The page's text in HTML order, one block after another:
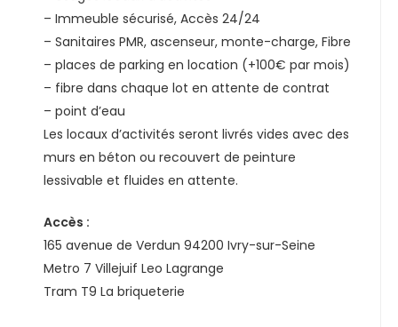
– Immeuble sécurisé, Accès 24/24
– Sanitaires PMR, ascenseur, monte-charge, Fibre
– places de parking en location (+100€ par mois)
– fibre dans chaque lot en attente de contrat
– point d’eau
Les locaux d’activités seront livrés vides avec des
murs en béton ou recouvert de peinture
lessivable et fluides en attente.
Accès :
165 avenue de Verdun 94200 Ivry-sur-Seine
Metro 7 Villejuif Leo Lagrange
Tram T9 La briqueterie